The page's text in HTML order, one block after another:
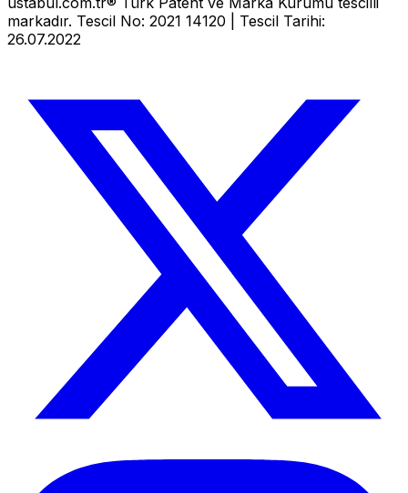
markadır. Tescil No: 2021 14120 | Tescil Tarihi:
26.07.2022